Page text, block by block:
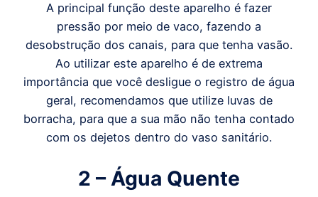
A principal função deste aparelho é fazer
pressão por meio de vaco, fazendo a
desobstrução dos canais, para que tenha vasão.
Ao utilizar este aparelho é de extrema
importância que você desligue o registro de água
geral, recomendamos que utilize luvas de
borracha, para que a sua mão não tenha contado
com os dejetos dentro do vaso sanitário.
2 – Água Quente